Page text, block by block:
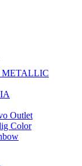
Outlet
Color